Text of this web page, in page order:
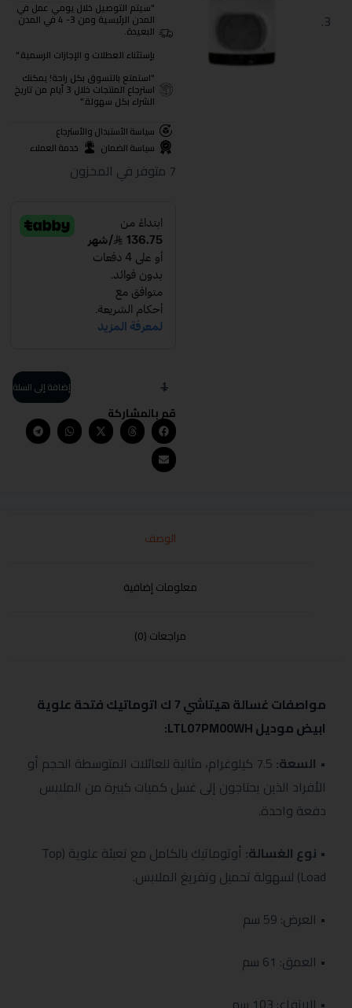
"سيتم التوصيل خلال يومي عمل في
المدن الرئيسية ومن 3- 4 في المدن
البعيدة.
بإستثناء العطلات و الإجازات الرسمية."
"استمتع بالتسوق بكل راحة! يمكنك
استرجاع المنتجات خلال 3 أيام من تاريخ
الشراء بكل سهولة."
سياسة الأستبدال والأسترجاع
سياسة الضمان
خدمة العملاء
7 متوفر في المخزون
إضافة إلى السلة
قم بالمشاركة
الوصف
معلومات إضافية
مراجعات (0)
مواصفات غسالة هيتاشي 7 ك اتوماتيك فتحة علوية
ابيض موديل LTL07PM00WH:
• السعة:
7.5 كيلوغرام، مثالية للعائلات المتوسطة الحجم أو
الأفراد الذين يحتاجون إلى غسل كميات كبيرة من الملابس
دفعة واحدة.
• نوع الغسالة:
أوتوماتيك بالكامل مع تعبئة علوية (Top
Load) لسهولة تحميل وتفريغ الملابس.
• العرض: 59 سم
• العمق: 61 سم